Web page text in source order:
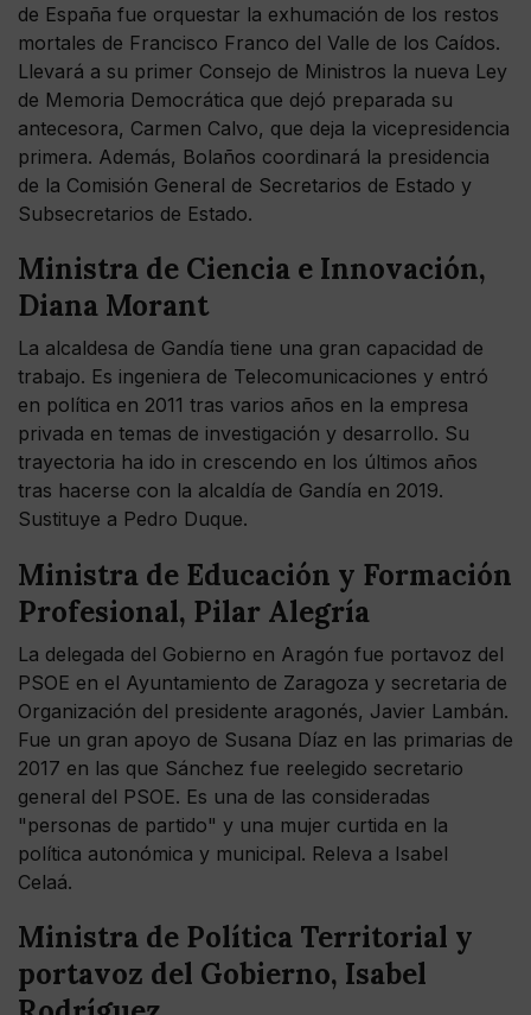
de España fue orquestar la exhumación de los restos
mortales de Francisco Franco del Valle de los Caídos.
Llevará a su primer Consejo de Ministros la nueva Ley
de Memoria Democrática que dejó preparada su
antecesora, Carmen Calvo, que deja la vicepresidencia
primera. Además, Bolaños coordinará la presidencia
de la Comisión General de Secretarios de Estado y
Subsecretarios de Estado.
Ministra de Ciencia e Innovación,
Diana Morant
La alcaldesa de Gandía tiene una gran capacidad de
trabajo. Es ingeniera de Telecomunicaciones y entró
en política en 2011 tras varios años en la empresa
privada en temas de investigación y desarrollo. Su
trayectoria ha ido in crescendo en los últimos años
tras hacerse con la alcaldía de Gandía en 2019.
Sustituye a Pedro Duque.
Ministra de Educación y Formación
Profesional, Pilar Alegría
La delegada del Gobierno en Aragón fue portavoz del
PSOE en el Ayuntamiento de Zaragoza y secretaria de
Organización del presidente aragonés, Javier Lambán.
Fue un gran apoyo de Susana Díaz en las primarias de
2017 en las que Sánchez fue reelegido secretario
general del PSOE. Es una de las consideradas
"personas de partido" y una mujer curtida en la
política autonómica y municipal. Releva a Isabel
Celaá.
Ministra de Política Territorial y
portavoz del Gobierno, Isabel